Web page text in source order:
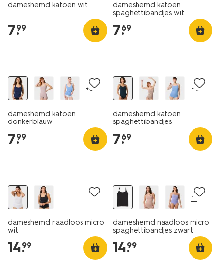
dameshemd katoen wit
7.
99
dameshemd katoen
spaghettibandjes wit
7.
69
+3
dameshemd katoen
donkerblauw
7.
99
+6
dameshemd katoen
spaghettibandjes
7.
69
dameshemd naadloos micro
wit
14.
99
+1
dameshemd naadloos micro
spaghettibandjes zwart
14.
99